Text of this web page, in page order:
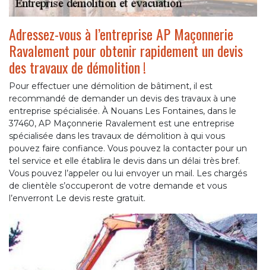
Adressez-vous à l’entreprise AP Maçonnerie
Ravalement pour obtenir rapidement un devis
des travaux de démolition !
Pour effectuer une démolition de bâtiment, il est
recommandé de demander un devis des travaux à une
entreprise spécialisée. À Nouans Les Fontaines, dans le
37460, AP Maçonnerie Ravalement est une entreprise
spécialisée dans les travaux de démolition à qui vous
pouvez faire confiance. Vous pouvez la contacter pour un
tel service et elle établira le devis dans un délai très bref.
Vous pouvez l’appeler ou lui envoyer un mail. Les chargés
de clientèle s’occuperont de votre demande et vous
l’enverront Le devis reste gratuit.